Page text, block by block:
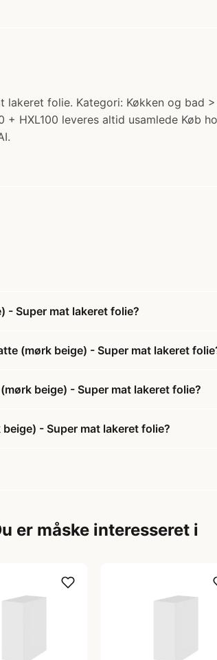
folie. Kategori: Køkken og bad
HXL100 leveres altid usamlede Køb
- Super mat lakeret folie?
(mørk beige) - Super mat lakeret
beige) - Super mat lakeret folie?
- Super mat lakeret folie?
er måske interesseret i